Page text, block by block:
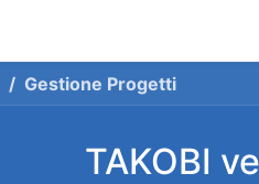
Gestione Progetti
TAKOBI